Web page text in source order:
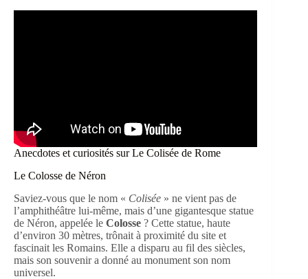
Anecdotes et curiosités sur Le Colisée de Rome
Le Colosse de Néron
Saviez-vous que le nom « Colisée » ne vient pas de
l’amphithéâtre lui-même, mais d’une gigantesque statue
de Néron, appelée le Colosse ? Cette statue, haute
d’environ 30 mètres, trônait à proximité du site et
fascinait les Romains. Elle a disparu au fil des siècles,
mais son souvenir a donné au monument son nom
universel.